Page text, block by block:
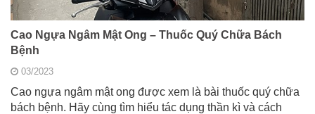
Cao Ngựa Ngâm Mật Ong – Thuốc Quý Chữa Bách
Bệnh
03/2023
Cao ngựa ngâm mật ong được xem là bài thuốc quý chữa
bách bệnh. Hãy cùng tìm hiểu tác dụng thần kì và cách